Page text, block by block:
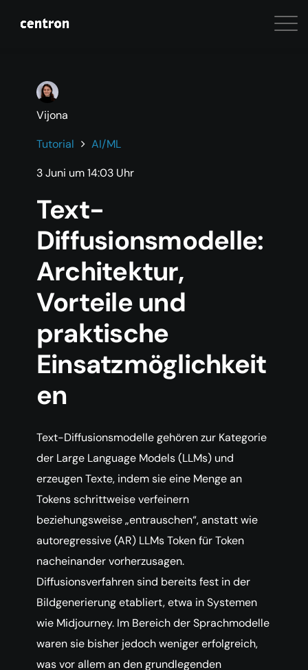
Vijona
Tutorial
AI/ML
3 Juni um 14:03 Uhr
Text-
Diffusionsmodelle:
Architektur,
Vorteile und
praktische
Einsatzmöglichkeit
en
Text-Diffusionsmodelle gehören zur Kategorie
der Large Language Models (LLMs) und
erzeugen Texte, indem sie eine Menge an
Tokens schrittweise verfeinern
beziehungsweise „entrauschen“, anstatt wie
autoregressive (AR) LLMs Token für Token
nacheinander vorherzusagen.
Diffusionsverfahren sind bereits fest in der
Bildgenerierung etabliert, etwa in Systemen
wie Midjourney. Im Bereich der Sprachmodelle
waren sie bisher jedoch weniger erfolgreich,
was vor allem an den grundlegenden